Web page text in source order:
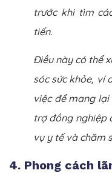
trước khi tìm
tiến.
Điều này có thể
sóc sức khỏe, ví
việc để mang lại
trợ đồng nghiệp
vụ y tế và chăm
4. Phong cách